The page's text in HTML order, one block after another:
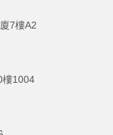
7樓A2
樓1004